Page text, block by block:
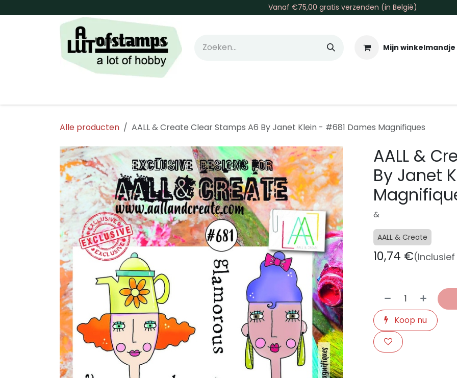
Vanaf €75,00 gratis verzenden (in België)
Mijn winkelmandje
Alle producten AALL & Create Clear Stamps A6 By Janet Klein - #681 Dames Magnifiques
AALL &
By Janet
&
AALL & Create
10,74 €
Koop nu